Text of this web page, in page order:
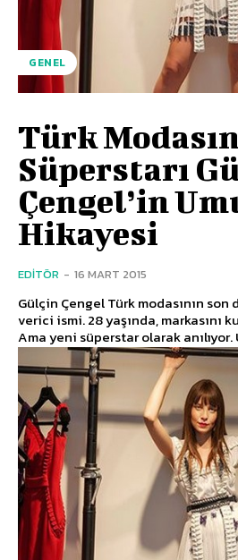
GENEL
Türk
Süperstarı
Çengel’in
Hikayesi
EDITÖR - 16 MART 2015
Gülçin Çengel Türk modasının
verici ismi. 28 yaşında, markasını
Ama yeni süperstar olarak anılıyor.